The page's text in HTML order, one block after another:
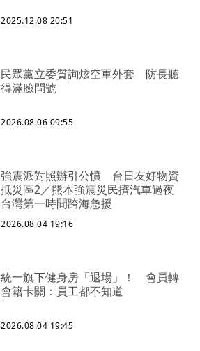
2025.12.08 20:51
民眾黨立委質詢炫空軍外套 防長聽
得滿臉問號
2026.08.06 09:55
強震派對照辦引公憤 台日友好物資
抵災區2／熊本強震災民擠汽車過夜
台灣第一時間跨海急援
2026.08.04 19:16
統一旗下健身房「退場」！ 會員轉
會籍卡關：員工都不知道
2026.08.04 19:45